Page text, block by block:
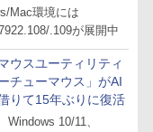
Mac環境には
.109が展開中
ウスユーティリティ
チューマウス」がAI
りて15年ぶりに復活
Windows 10/11、